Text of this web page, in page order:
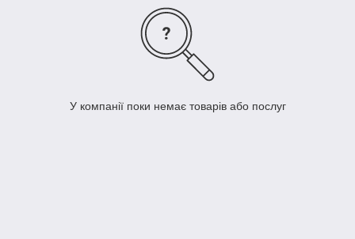
У компанії поки немає товарів або послуг